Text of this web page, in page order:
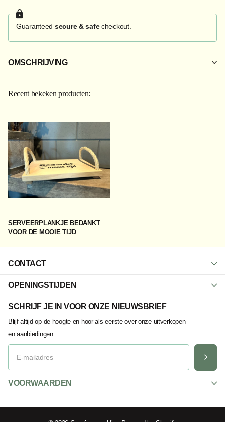
Guaranteed secure & safecheckout.
OMSCHRIJVING
Recent bekeken producten:
SERVEERPLANKJE BEDANKT
VOOR DE MOOIE TIJD
CONTACT
OPENINGSTIJDEN
SCHRIJF JE IN VOOR ONZE NIEUWSBRIEF
Blijf altijd op de hoogte en hoor als eerste over onze uitverkopen
en aanbiedingen.
VOORWAARDEN